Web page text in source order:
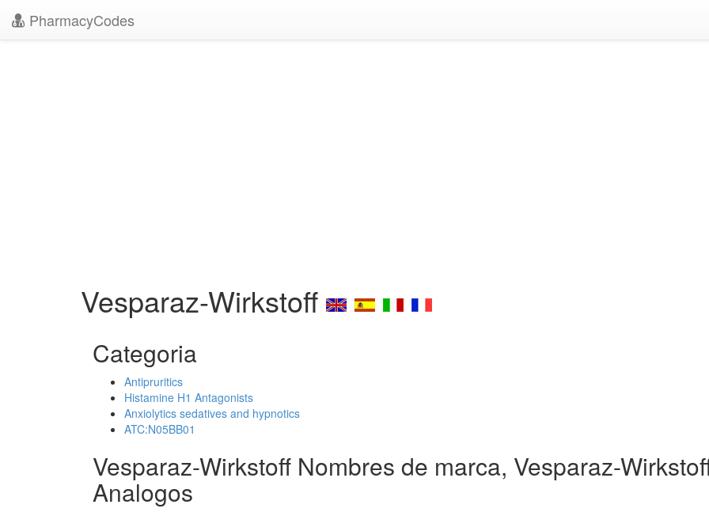
PharmacyCodes
Vesparaz-Wirkstoff
Categoria
Antipruritics
Histamine H1 Antagonists
Anxiolytics sedatives and hypnotics
ATC:N05BB01
Vesparaz-Wirkstoff Nombres de marca, Vesparaz-
Analogos